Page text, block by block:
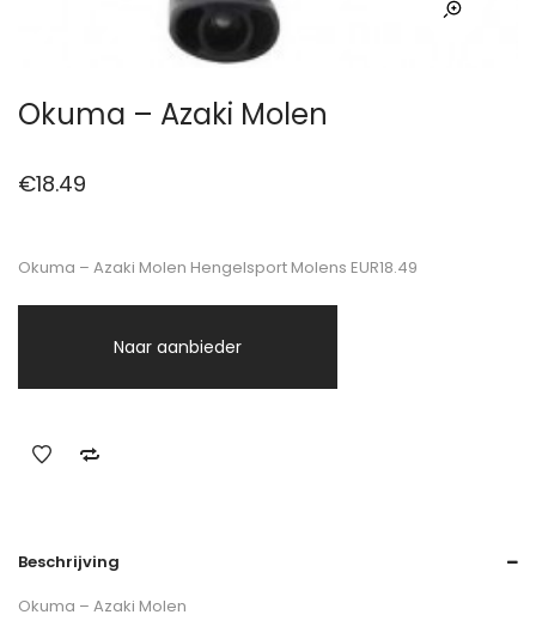
Okuma – Azaki Molen
€18.49
Okuma – Azaki Molen Hengelsport Molens EUR18.49
Naar aanbieder
Beschrijving
Okuma – Azaki Molen